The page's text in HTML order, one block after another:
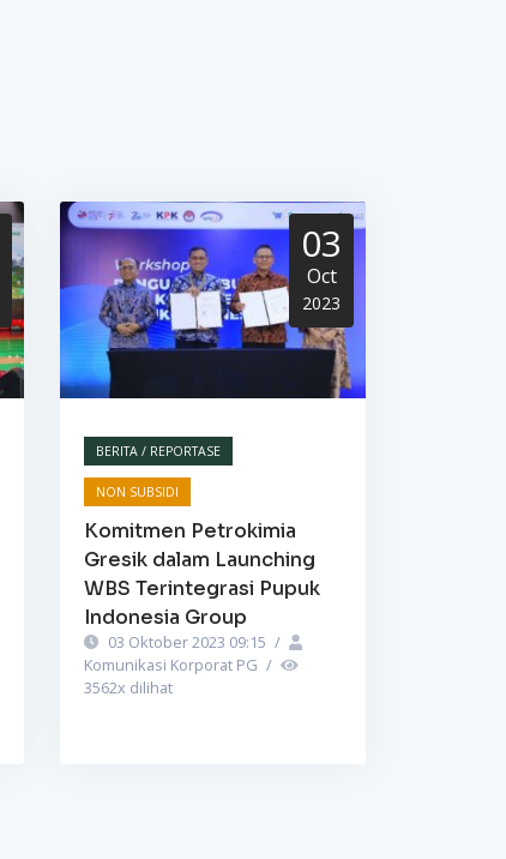
03
Oct
2023
BERITA / REPORTASE
NON SUBSIDI
Komitmen Petrokimia
Gresik dalam Launching
WBS Terintegrasi Pupuk
Indonesia Group
03 Oktober 2023 09:15 /
Komunikasi Korporat PG /
3562x dilihat